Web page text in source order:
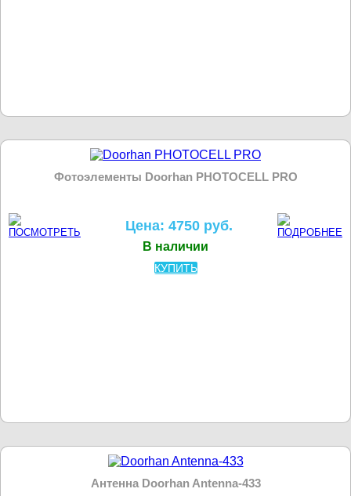
Фотоэлементы Doorhan PHOTOCELL PRO
Цена: 4750 руб.
В наличии
КУПИТЬ
Антенна Doorhan Antenna-433